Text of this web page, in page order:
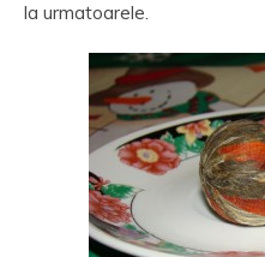
la urmatoarele.